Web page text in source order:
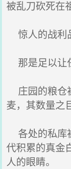
被乱刀砍死在
惊人的战利
那是足以让
庄园的粮仓
麦，其数量之
各处的私库
代积累的真金
人的眼睛。